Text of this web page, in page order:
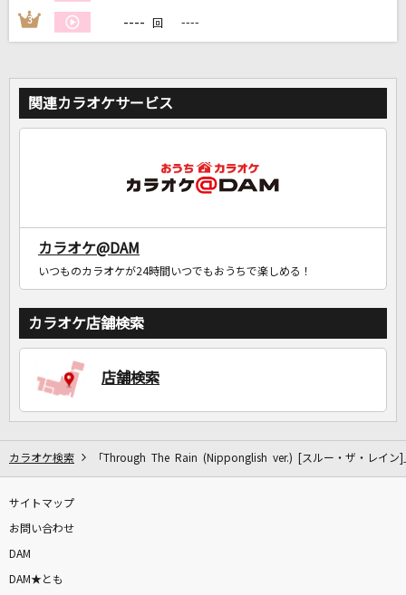
3 ---- 回 ----
関連カラオケサービス
カラオケ@DAM
いつものカラオケが24時間いつでもおうちで楽しめる！
カラオケ店舗検索
店舗検索
カラオケ検索 「Through The Rain (Nipponglish ver.) [スルー・ザ・レイン]
サイトマップ
お問い合わせ
DAM
DAM★とも